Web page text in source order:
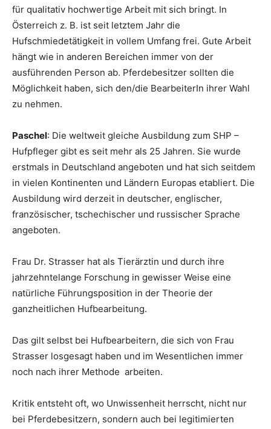
für qualitativ hochwertige Arbeit mit sich bringt. In
Österreich z. B. ist seit letztem Jahr die
Hufschmiedetätigkeit in vollem Umfang frei. Gute Arbeit
hängt wie in anderen Bereichen immer von der
ausführenden Person ab. Pferdebesitzer sollten die
Möglichkeit haben, sich den/die BearbeiterIn ihrer Wahl
zu nehmen.
Paschel: Die weltweit gleiche Ausbildung zum SHP –
Hufpfleger gibt es seit mehr als 25 Jahren. Sie wurde
erstmals in Deutschland angeboten und hat sich seitdem
in vielen Kontinenten und Ländern Europas etabliert. Die
Ausbildung wird derzeit in deutscher, englischer,
französischer, tschechischer und russischer Sprache
angeboten.
Frau Dr. Strasser hat als Tierärztin und durch ihre
jahrzehntelange Forschung in gewisser Weise eine
natürliche Führungsposition in der Theorie der
ganzheitlichen Hufbearbeitung.
Das gilt selbst bei Hufbearbeitern, die sich von Frau
Strasser losgesagt haben und im Wesentlichen immer
noch nach ihrer Methode arbeiten.
Kritik entsteht oft, wo Unwissenheit herrscht, nicht nur
bei Pferdebesitzern, sondern auch bei legitimierten